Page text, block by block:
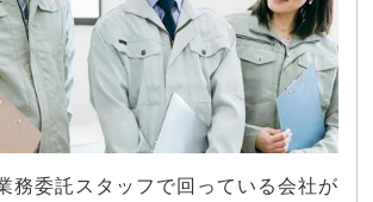
務委託スタッフで回っている会社が